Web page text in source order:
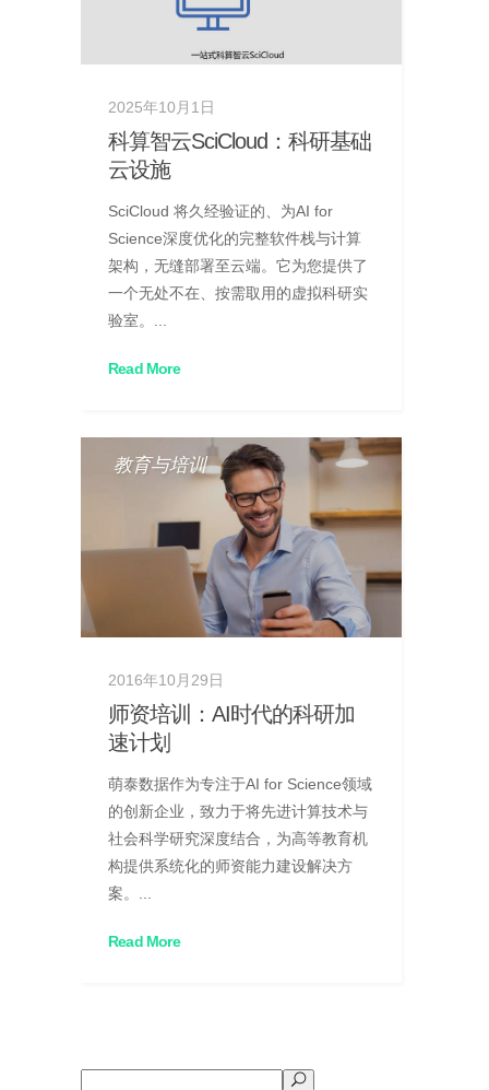
2025年10月1日
科算智云SciCloud：科研基础
云设施
SciCloud 将久经验证的、为AI for
Science深度优化的完整软件栈与计算
架构，无缝部署至云端。它为您提供了
一个无处不在、按需取用的虚拟科研实
验室。...
Read More
教育与培训
2016年10月29日
师资培训：AI时代的科研加
速计划
萌泰数据作为专注于AI for Science领域
的创新企业，致力于将先进计算技术与
社会科学研究深度结合，为高等教育机
构提供系统化的师资能力建设解决方
案。...
Read More